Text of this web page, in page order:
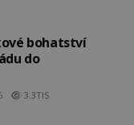
bohatství
do
3.3TIS